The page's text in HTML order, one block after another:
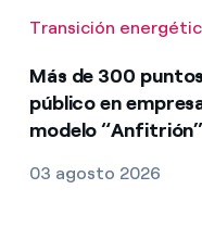
Transición
Más de 300
público en
modelo
03 agosto 2026